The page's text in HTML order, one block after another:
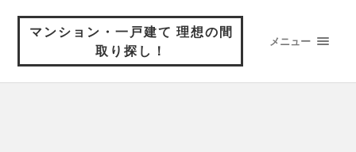
マンション・一戸建て 理想の間
取り探し！
メニュー